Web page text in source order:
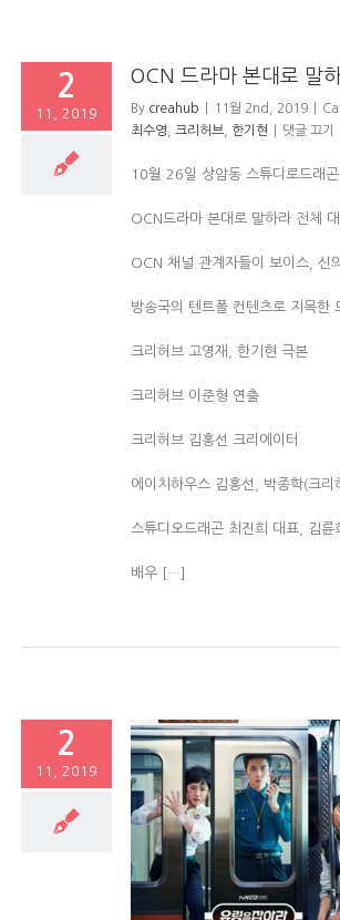
2
11, 2019
OCN 드라마 본대로 말
By creahub 11월 2nd, 2019
최수영
크리허브 한기현 댓글 끄기
10월 26일 상암동 스튜디로드래곤
OCN드라마 본대로 말하라 전체
OCN 채널 관계자들이 보이스, 신
방송국의 텐트폴 컨텐츠로 지목한
크리허브 고영재, 한기현 극본
크리허브 이준형 연출
크리허브 김홍선 크리에이터
에이치하우스 김홍선, 박종학(크리
스튜디오드래곤 최진희 대표, 김륜
배우 […]
2
11, 2019